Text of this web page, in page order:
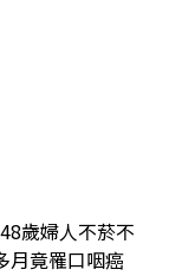
歲婦人不菸不
月竟罹口咽癌